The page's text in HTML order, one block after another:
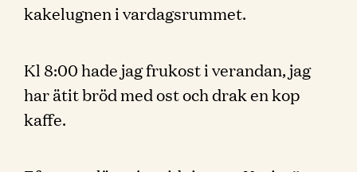
kakelugnen i vardagsrummet.
Kl 8:00 hade jag frukost i verandan, jag
har ätit bröd med ost och drak en kop
kaffe.